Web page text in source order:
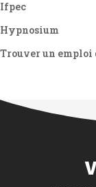
Ifpec
Hypnosium
Trouver un emploi